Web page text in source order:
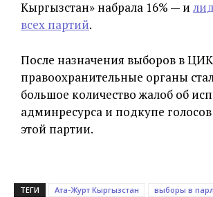
Кыргызстан» набрала 16% — и
всех партий.
После назначения выборов в
правоохранительные органы
большое количество жалоб об
админресурса и подкупе
этой партии.
ТЕГИ Ата-Журт Кыргызстан
выборы в